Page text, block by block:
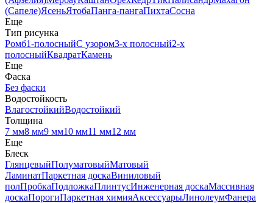
(Сапеле)ЯсеньЯтобаПанга-пангаПихтаСосна
Еще
Тип рисунка
Ромб1-полосныйС узором3-х полосный2-х
полосныйКвадратКамень
Еще
Фаска
Без фаски
Водостойкость
ВлагостойкийВодостойкий
Толщина
7 мм8 мм9 мм10 мм11 мм12 мм
Еще
Блеск
ГлянцевыйПолуматовыйМатовый
ЛаминатПаркетная доскаВиниловый
полПробкаПодложкаПлинтусИнженерная доскаМассивная
доскаПорогиПаркетная химияАксессуарыЛинолеумФанера